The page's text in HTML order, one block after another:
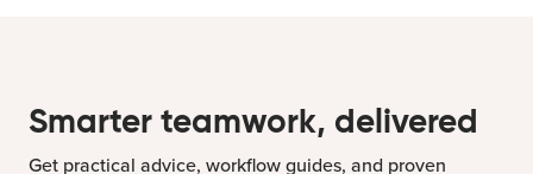
Smarter teamwork, delivered
Get practical advice, workflow guides, and proven